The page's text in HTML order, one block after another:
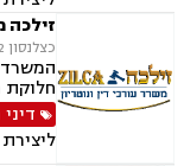
זילכה
כצלנסון 12, קרית אונו
המשרד
חלוקת